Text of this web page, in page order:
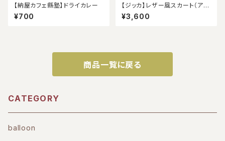
【納屋カフェ縣塾】ドライカレー
¥700
【ジッカ】レザー風スカート（アウ
トレット）
¥3,600
商品一覧に戻る
CATEGORY
balloon